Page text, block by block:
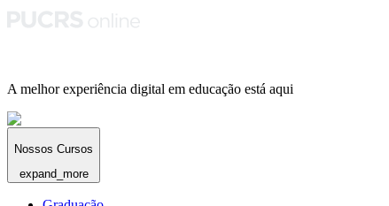
A melhor experiência digital em educação está aqui
Nossos Cursos
expand_more